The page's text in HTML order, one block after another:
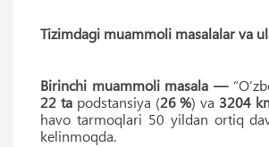
Tizimdagi muammoli masalalar va
Birinchi muammoli masala —
22 tapodstansiya (26 %) va 3204
havo tarmoqlari 50 yildan ortiq
kelinmoqda.